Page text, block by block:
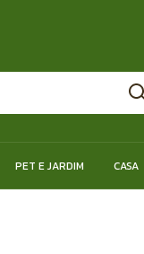
PET E JARDIM CASA